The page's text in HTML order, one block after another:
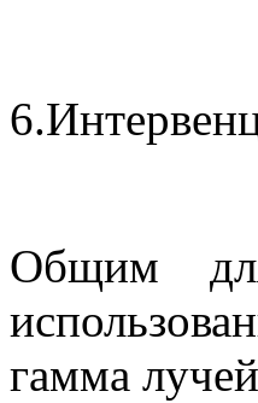
Общим
гамма